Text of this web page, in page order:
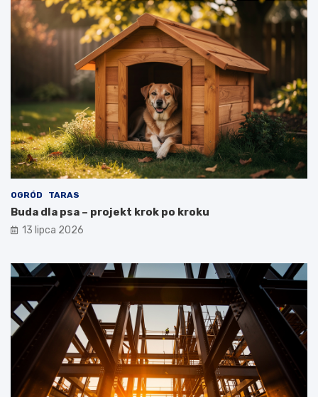
OGRÓD TARAS
Buda dla psa – projekt krok po kroku
13 lipca 2026